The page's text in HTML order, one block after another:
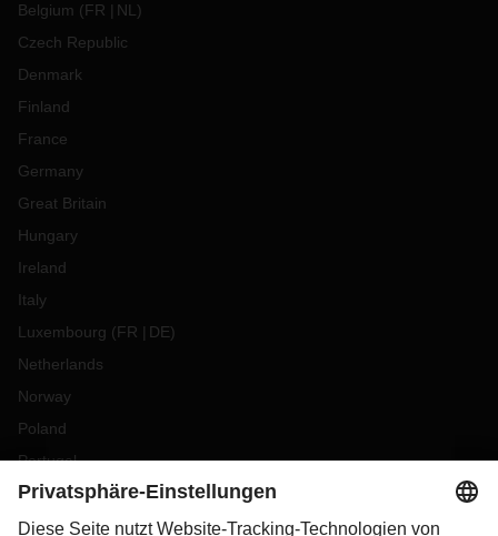
Belgium (FR NL )
Czech Republic
Denmark
Finland
France
Germany
Great Britain
Hungary
Ireland
Italy
Luxembourg (FR DE)
Netherlands
Norway
Poland
Portugal
Romania
Slovakia